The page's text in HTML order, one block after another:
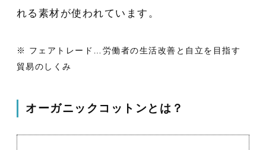
れる素材が使われています。
※ フェアトレード…労働者の生活改善と自立を目指す
貿易のしくみ
オーガニックコットンとは？